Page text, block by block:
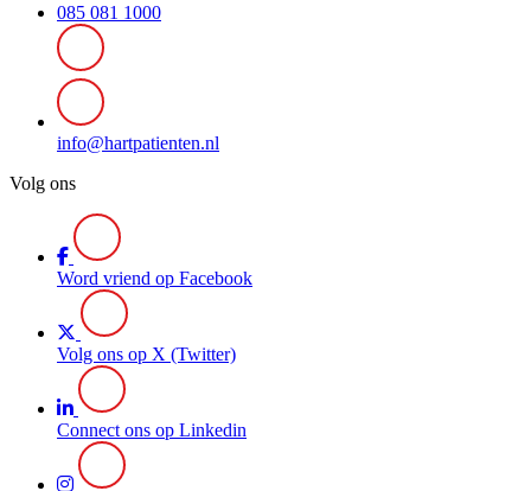
085 081 1000
info@hartpatienten.nl
Volg ons
Word vriend op Facebook
Volg ons op X (Twitter)
Connect ons op Linkedin